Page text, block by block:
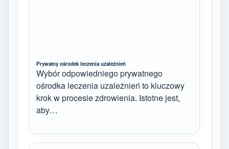
Prywatny ośrodek leczenia uzależnień
Wybór odpowiedniego prywatnego
ośrodka leczenia uzależnień to kluczowy
krok w procesie zdrowienia. Istotne jest,
aby…